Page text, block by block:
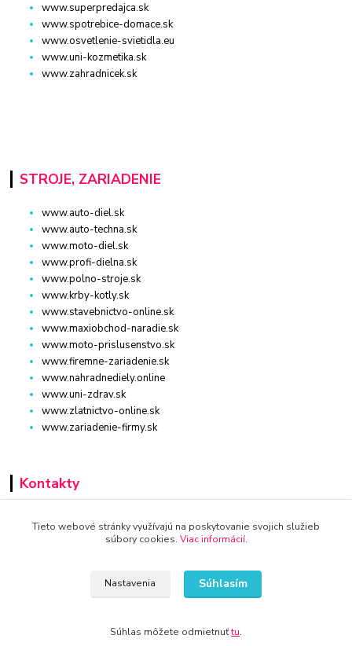
www.superpredajca.sk
www.spotrebice-domace.sk
www.osvetlenie-svietidla.eu
www.uni-kozmetika.sk
www.zahradnicek.sk
STROJE, ZARIADENIE
www.auto-diel.sk
www.auto-techna.sk
www.moto-diel.sk
www.profi-dielna.sk
www.polno-stroje.sk
www.krby-kotly.sk
www.stavebnictvo-online.sk
www.maxiobchod-naradie.sk
www.moto-prislusenstvo.sk
www.firemne-zariadenie.sk
www.nahradnediely.online
www.uni-zdrav.sk
www.zlatnictvo-online.sk
www.zariadenie-firmy.sk
Kontakty
+421 940 949 000
Tieto webové stránky využívajú na poskytovanie svojich služieb
súbory cookies. Viac informácií.
Nastavenia Súhlasím
Súhlas môžete odmietnuťtu.